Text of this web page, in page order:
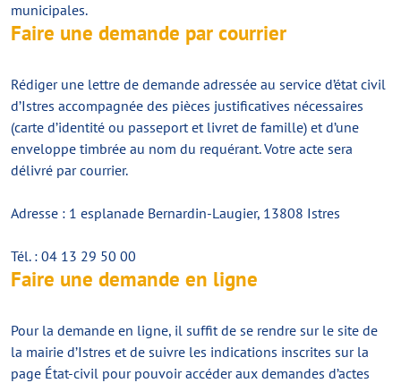
municipales.
Faire une demande par courrier
Rédiger une lettre de demande adressée au service d’état civil
d’Istres accompagnée des pièces justificatives nécessaires
(carte d’identité ou passeport et livret de famille) et d’une
enveloppe timbrée au nom du requérant. Votre acte sera
délivré par courrier.
Adresse : 1 esplanade Bernardin-Laugier, 13808 Istres
Tél. : 04 13 29 50 00
Faire une demande en ligne
Pour la demande en ligne, il suffit de se rendre sur le site de
la mairie d’Istres et de suivre les indications inscrites sur la
page État-civil pour pouvoir accéder aux demandes d’actes